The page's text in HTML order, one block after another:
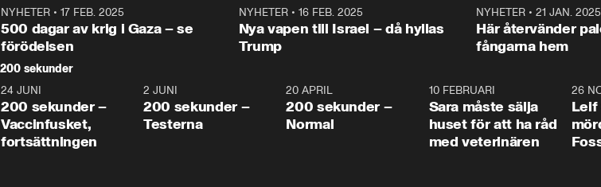
NYHETER • 17 FEB. 2025
500 dagar av krig i Gaza – se
förödelsen
NYHETER• 16 FEB. 2025
Nya vapen till Israel – då hyllas
Trump
NYHETER •21 JAN. 2025
Här återvänder
fångarna hem
200 sekunder
5:00
24 JUNI
200 sekunder –
Vaccinfusket,
fortsättningen
4:23
2 JUNI
200 sekunder –
Testerna
20 APRIL
200 sekunder –
Normal
10 FEBRUARI
Sara måste sälja
huset för att ha råd
med veterinären
26
Leif